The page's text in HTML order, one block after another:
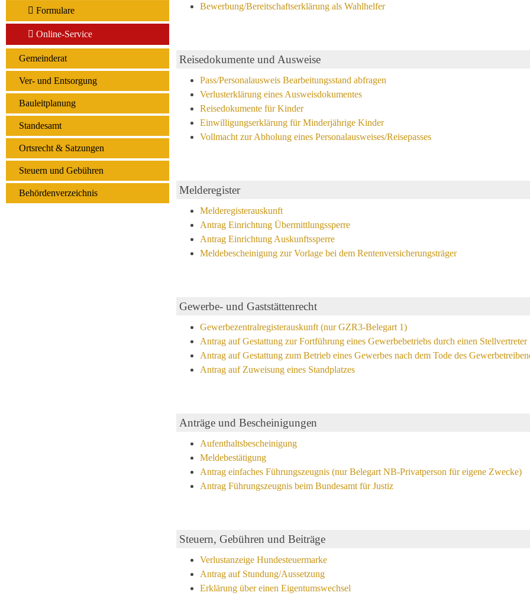
Formulare
Online-Service
Gemeinderat
Ver- und Entsorgung
Bauleitplanung
Standesamt
Ortsrecht & Satzungen
Steuern und Gebühren
Behördenverzeichnis
Bewerbung/Bereitschaftserklärung als Wahlhelfer
Reisedokumente und Ausweise
Pass/Personalausweis Bearbeitungsstand abfragen
Verlusterklärung eines Ausweisdokumentes
Reisedokumente für Kinder
Einwilligungserklärung für Minderjährige Kinder
Vollmacht zur Abholung eines Personalausweises/Reisepasses
Melderegister
Melderegisterauskunft
Antrag Einrichtung Übermittlungssperre
Antrag Einrichtung Auskunftssperre
Meldebescheinigung zur Vorlage bei dem Rentenversicherungsträger
Gewerbe- und Gaststättenrecht
Gewerbezentralregisterauskunft (nur GZR3-Belegart 1)
Antrag auf Gestattung zur Fortführung eines Gewerbebetriebs durch einen Stellvertreter
Antrag auf Gestattung zum Betrieb eines Gewerbes nach dem Tode des
Antrag auf Zuweisung eines Standplatzes
Anträge und Bescheinigungen
Aufenthaltsbescheinigung
Meldebestätigung
Antrag einfaches Führungszeugnis (nur Belegart NB-Privatperson für eigene Zwecke)
Antrag Führungszeugnis beim Bundesamt für Justiz
Steuern, Gebühren und Beiträge
Verlustanzeige Hundesteuermarke
Antrag auf Stundung/Aussetzung
Erklärung über einen Eigentumswechsel